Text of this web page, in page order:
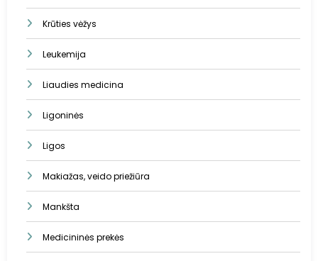
Krūties vėžys
Leukemija
Liaudies medicina
Ligoninės
Ligos
Makiažas, veido priežiūra
Mankšta
Medicininės prekės